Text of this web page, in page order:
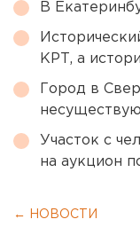
В
КРТ, а
Город в
Участок с
на аукцион
← НОВОСТИ